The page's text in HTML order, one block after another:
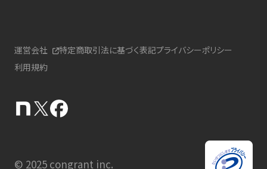
運営会社 特定商取引法に基づく表記プライバシーポリシー
利用規約
© 2025 congrant inc.